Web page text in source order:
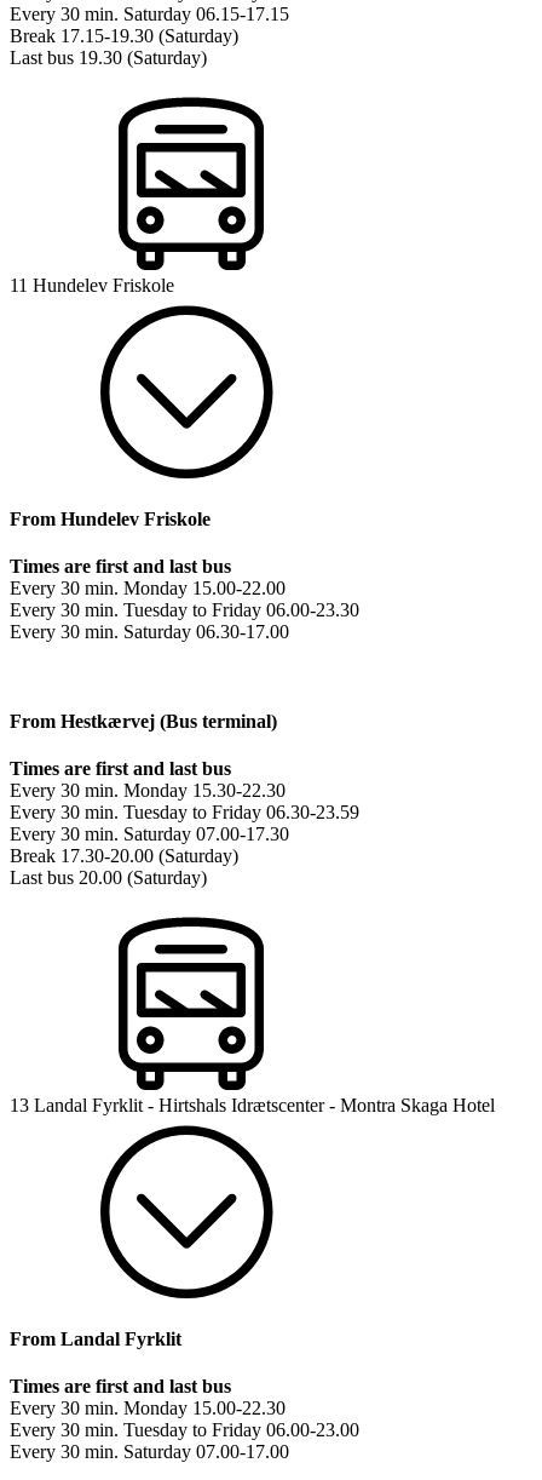
Every 30 min. Saturday 06.15-17.15
Break 17.15-19.30 (Saturday)
Last bus 19.30 (Saturday)
11 Hundelev Friskole
From Hundelev Friskole
Times are first and last bus
Every 30 min. Monday 15.00-22.00
Every 30 min. Tuesday to Friday 06.00-23.30
Every 30 min. Saturday 06.30-17.00
From Hestkærvej (Bus terminal)
Times are first and last bus
Every 30 min. Monday 15.30-22.30
Every 30 min. Tuesday to Friday 06.30-23.59
Every 30 min. Saturday 07.00-17.30
Break 17.30-20.00 (Saturday)
Last bus 20.00 (Saturday)
13 Landal Fyrklit - Hirtshals Idrætscenter - Montra Skaga Hotel
From Landal Fyrklit
Times are first and last bus
Every 30 min. Monday 15.00-22.30
Every 30 min. Tuesday to Friday 06.00-23.00
Every 30 min. Saturday 07.00-17.00